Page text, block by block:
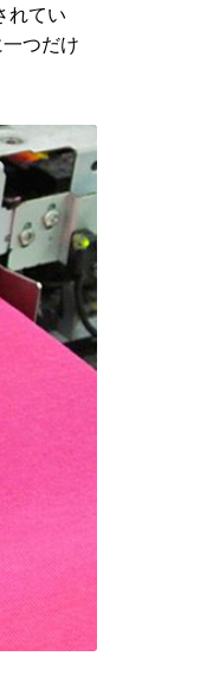
れてい
つだけ